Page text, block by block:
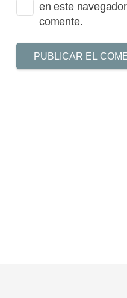
en este
comente.
PUBLICAR EL